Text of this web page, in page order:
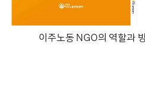
이주노동 NGO의 역할과